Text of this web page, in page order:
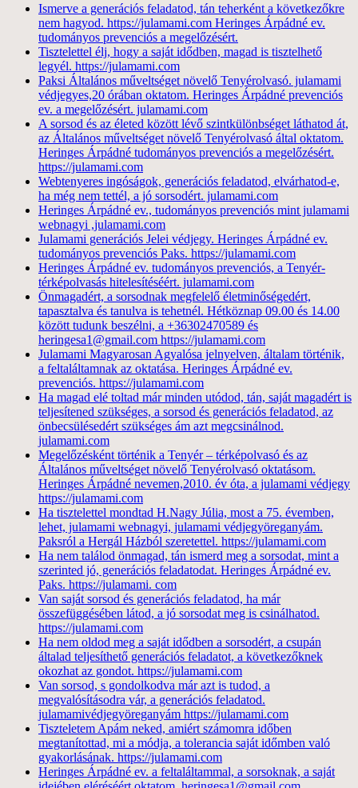
Ismerve a generációs feladatod, tán teherként a következőkre
nem hagyod. https://julamami.com Heringes Árpádné ev.
tudományos prevenciós a megelőzésért.
Tisztelettel élj, hogy a saját idődben, magad is tisztelhető
legyél. https://julamami.com
Paksi Általános műveltséget növelő Tenyérolvasó. julamami
védjegyes,20 órában oktatom. Heringes Árpádné prevenciós
ev. a megelőzésért. julamami.com
A sorsod és az életed között lévő szintkülönbséget láthatod át,
az Általános műveltséget növelő Tenyérolvasó által oktatom.
Heringes Árpádné tudományos prevenciós a megelőzésért.
https://julamami.com
Webtenyeres ingóságok, generációs feladatod, elvárhatod-e,
ha még nem tettél, a jó sorsodért. julamami.com
Heringes Árpádné ev., tudományos prevenciós mint julamami
webnagyi ,julamami.com
Julamami generációs Jelei védjegy. Heringes Árpádné ev.
tudományos prevenciós Paks. https://julamami.com
Heringes Árpádné ev. tudományos prevenciós, a Tenyér-
térképolvasás hitelesítéséért. julamami.com
Önmagadért, a sorsodnak megfelelő életminőségedért,
tapasztalva és tanulva is tehetnél. Hétköznap 09.00 és 14.00
között tudunk beszélni, a +36302470589 és
heringesa1@gmail.com https://julamami.com
Julamami Magyarosan Agyalósa jelnyelven, általam történik,
a feltaláltamnak az oktatása. Heringes Árpádné ev.
prevenciós. https://julamami.com
Ha magad elé toltad már minden utódod, tán, saját magadért is
teljesítened szükséges, a sorsod és generációs feladatod, az
önbecsülésedért szükséges ám azt megcsinálnod.
julamami.com
Megelőzésként történik a Tenyér – térképolvasó és az
Általános műveltséget növelő Tenyérolvasó oktatásom.
Heringes Árpádné nevemen,2010. év óta, a julamami védjegy
https://julamami.com
Ha tisztelettel mondtad H.Nagy Júlia, most a 75. évemben,
lehet, julamami webnagyi, julamami védjegyöreganyám.
Paksról a Hergál Házból szeretettel. https://julamami.com
Ha nem találod önmagad, tán ismerd meg a sorsodat, mint a
szerinted jó, generációs feladatodat. Heringes Árpádné ev.
Paks. https://julamami. com
Van saját sorsod és generációs feladatod, ha már
összefüggésében látod, a jó sorsodat meg is csinálhatod.
https://julamami.com
Ha nem oldod meg a saját idődben a sorsodért, a csupán
általad teljesíthető generációs feladatot, a következőknek
okozhat az gondot. https://julamami.com
Van sorsod, s gondolkodva már azt is tudod, a
megvalósításodra vár, a generációs feladatod.
julamamivédjegyöreganyám https://julamami.com
Tiszteletem Apám neked, amiért számomra időben
megtanítottad, mi a módja, a tolerancia saját időmben való
gyakorlásának. https://julamami.com
Heringes Árpádné ev. a feltaláltammal, a sorsoknak, a saját